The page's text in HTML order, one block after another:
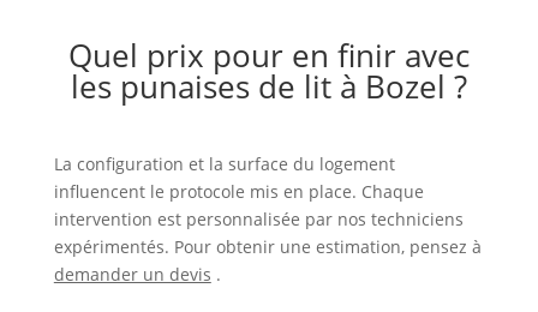
Quel prix pour en finir avec
les punaises de lit à Bozel ?
La configuration et la surface du logement
influencent le protocole mis en place. Chaque
intervention est personnalisée par nos techniciens
expérimentés. Pour obtenir une estimation, pensez à
demander un devis .